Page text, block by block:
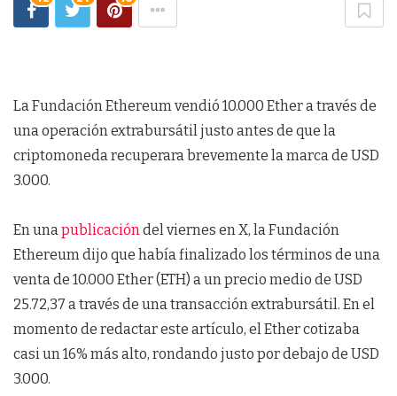
La Fundación Ethereum vendió 10.000 Ether a través de
una operación extrabursátil justo antes de que la
criptomoneda recuperara brevemente la marca de USD
3.000.
En unapublicacióndel viernes en X, la Fundación
Ethereum dijo que había finalizado los términos de una
venta de 10.000 Ether (ETH) a un precio medio de USD
25.72,37 a través de una transacción extrabursátil. En el
momento de redactar este artículo, el Ether cotizaba
casi un 16% más alto, rondando justo por debajo de USD
3.000.